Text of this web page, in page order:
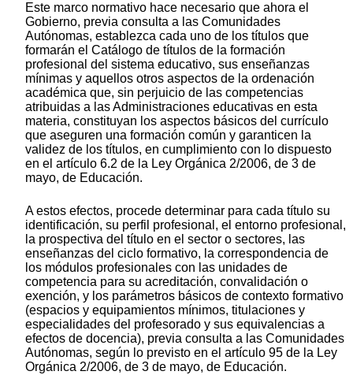
Este marco normativo hace necesario que ahora el
Gobierno, previa consulta a las Comunidades
Autónomas, establezca cada uno de los títulos que
formarán el Catálogo de títulos de la formación
profesional del sistema educativo, sus enseñanzas
mínimas y aquellos otros aspectos de la ordenación
académica que, sin perjuicio de las competencias
atribuidas a las Administraciones educativas en esta
materia, constituyan los aspectos básicos del currículo
que aseguren una formación común y garanticen la
validez de los títulos, en cumplimiento con lo dispuesto
en el artículo 6.2 de la Ley Orgánica 2/2006, de 3 de
mayo, de Educación.
A estos efectos, procede determinar para cada título su
identificación, su perfil profesional, el entorno profesional,
la prospectiva del título en el sector o sectores, las
enseñanzas del ciclo formativo, la correspondencia de
los módulos profesionales con las unidades de
competencia para su acreditación, convalidación o
exención, y los parámetros básicos de contexto formativo
(espacios y equipamientos mínimos, titulaciones y
especialidades del profesorado y sus equivalencias a
efectos de docencia), previa consulta a las Comunidades
Autónomas, según lo previsto en el artículo 95 de la Ley
Orgánica 2/2006, de 3 de mayo, de Educación.